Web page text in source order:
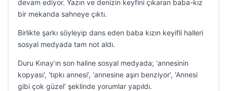
devam ediyor. Yazın ve denizin keyfini çıkaran baba-kız
bir mekanda sahneye çıktı.
Birlikte şarkı söyleyip dans eden baba kızın keyifli halleri
sosyal medyada tam not aldı.
Duru Kınay’ın son haline sosyal medyada; ‘annesinin
kopyası’, ‘tıpkı annesi’, ‘annesine aşırı benziyor’, ‘Annesi
gibi çok güzel’ şeklinde yorumlar yapıldı.